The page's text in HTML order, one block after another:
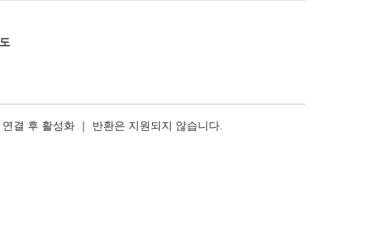
결 후 활성화 ｜ 반환은 지원되지 않습니다.